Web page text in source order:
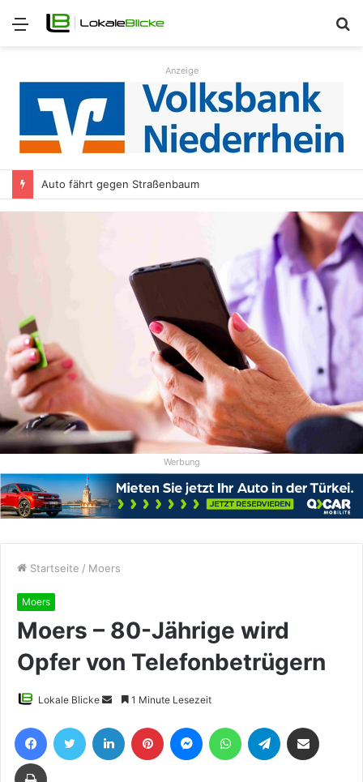
Menü
Anzeige
Auto fährt gegen Straßenbaum
Werbung
Startseite / Moers
Moers
Moers – 80-Jährige wird
Opfer von Telefonbetrügern
Lokale Blicke
Sende
eine
E-
1 Minute Lesezeit
FacebookTwitter LinkedIn Pinterest MessengerWhatsAppTelegram
Drucken